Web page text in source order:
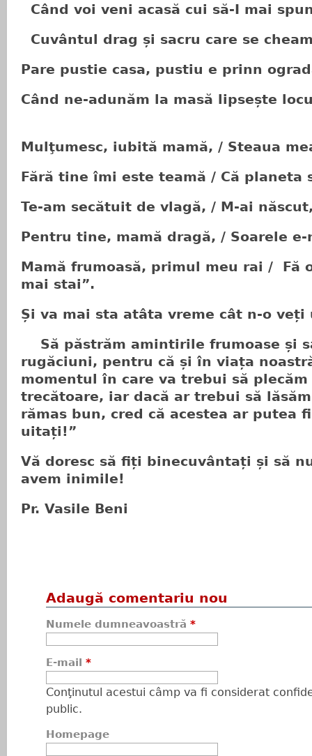
Când voi veni acasă cui să-I mai
Cuvântul drag și sacru care se
Pare pustie casa, pustiu e prinn
Când ne-adunăm la masă
Mulţumesc, iubită mamă, / Steaua
Fără tine îmi este teamă / Că planeta
Te-am secătuit de vlagă, / M-ai
Pentru tine, mamă dragă, / Soarele
Mamă frumoasă, primul meu rai / Fă
mai stai”.
Și va mai sta atâta vreme cât n-o veți
Să păstrăm amintirile frumoase și
rugăciuni, pentru că și în viața
momentul în care va trebui să
trecătoare, iar dacă ar trebui să
rămas bun, cred că acestea ar putea
uitați!”
Vă doresc să fiți binecuvântați și să
avem inimile!
Pr. Vasile Beni
Adaugă comentariu nou
Numele dumneavoastră *
E-mail *
Conţinutul acestui câmp va fi considerat
public.
Homepage